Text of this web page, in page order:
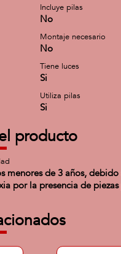
Incluye pilas
No
Montaje necesario
No
Tiene luces
Si
Utiliza pilas
Si
producto
menores de 3 años, debido
por la presencia de piezas